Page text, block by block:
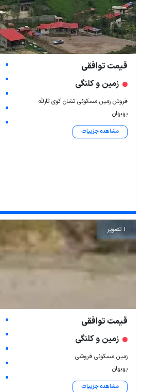
قیمت توافقی
زمین و کلنگی
فروش زمین مسکونی تشان کوی ثارلله
بهبهان
مشاهده جزییات
1 تصویر
قیمت توافقی
زمین و کلنگی
زمین مسکونی فروشی
بهبهان
مشاهده جزییات